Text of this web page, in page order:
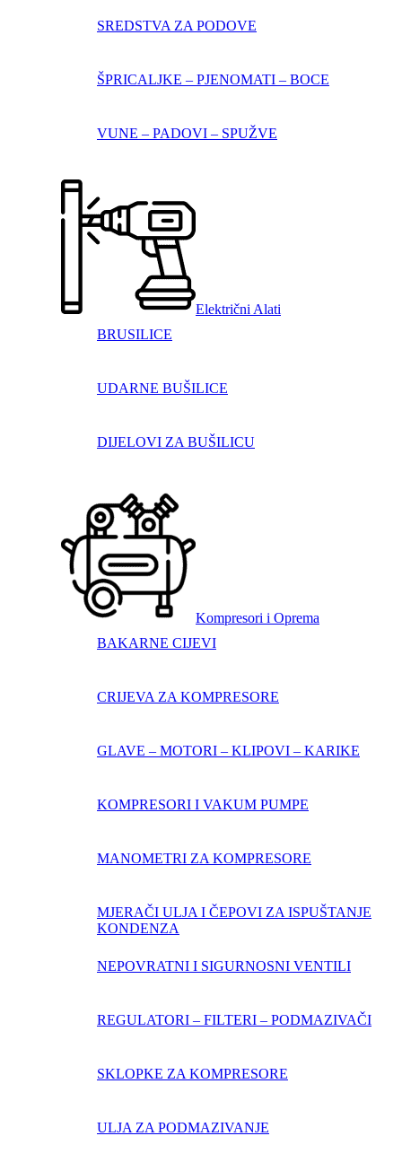
SREDSTVA ZA PODOVE
ŠPRICALJKE – PJENOMATI – BOCE
VUNE – PADOVI – SPUŽVE
Električni Alati
BRUSILICE
UDARNE BUŠILICE
DIJELOVI ZA BUŠILICU
Kompresori i Oprema
BAKARNE CIJEVI
CRIJEVA ZA KOMPRESORE
GLAVE – MOTORI – KLIPOVI – KARIKE
KOMPRESORI I VAKUM PUMPE
MANOMETRI ZA KOMPRESORE
MJERAČI ULJA I ČEPOVI ZA ISPUŠTANJE
KONDENZA
NEPOVRATNI I SIGURNOSNI VENTILI
REGULATORI – FILTERI – PODMAZIVAČI
SKLOPKE ZA KOMPRESORE
ULJA ZA PODMAZIVANJE